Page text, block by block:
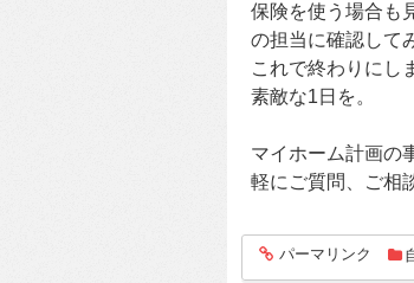
保険を使う場合も
の担当に確認して
これで終わりにし
素敵な1日を。
マイホーム計画の
軽にご質問、ご相
entry525
パーマリンク